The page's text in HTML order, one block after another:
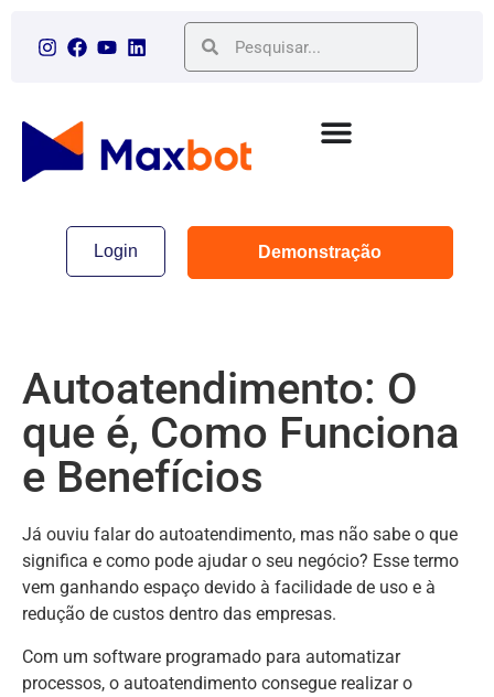
Login Demonstração
Autoatendimento: O
que é, Como Funciona
e Benefícios
Já ouviu falar do autoatendimento, mas não sabe o que
significa e como pode ajudar o seu negócio? Esse termo
vem ganhando espaço devido à facilidade de uso e à
redução de custos dentro das empresas.
Com um software programado para automatizar
processos, o autoatendimento consegue realizar o